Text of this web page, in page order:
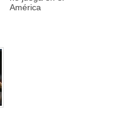
América